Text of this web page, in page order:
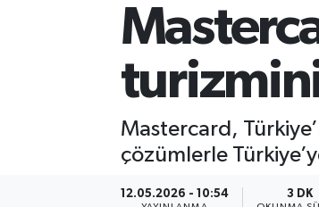
Mastercard,
çözümlerle
12.05.2026 - 10:54 3 DK